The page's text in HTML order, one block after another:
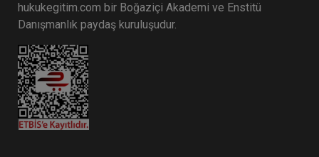
hukukegitim.com bir Boğaziçi Akademi ve Enstitü
Danışmanlık paydaş kuruluşudur.